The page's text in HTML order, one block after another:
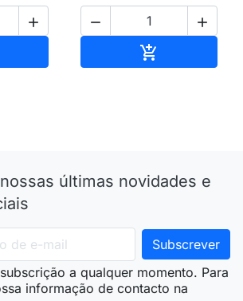
  

últimas novidades e
a qualquer momento. Para
informação de contacto na